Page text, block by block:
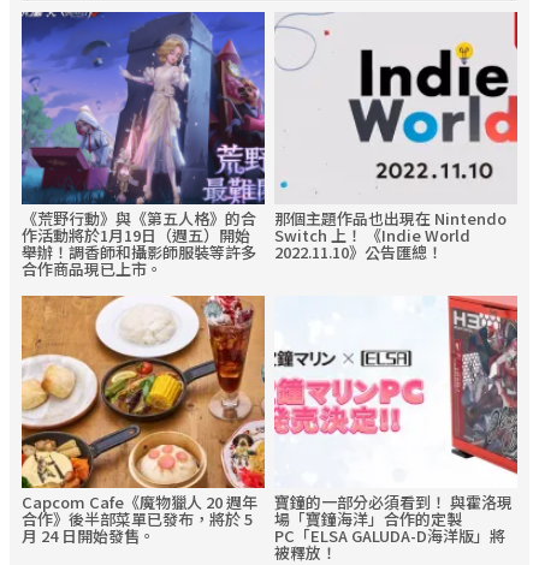
《荒野行動》與《第五人格》的合
作活動將於1月19日（週五）開始
舉辦！調香師和攝影師服裝等許多
合作商品現已上市。
那個主題作品也出現在 Nintendo
Switch 上！ 《Indie World
2022.11.10》公告匯總！
Capcom Cafe《魔物獵人 20 週年
合作》後半部菜單已發布，將於 5
月 24 日開始發售。
寶鐘的一部分必須看到！ 與霍洛現
場「寶鐘海洋」合作的定製
PC「ELSA GALUDA-D海洋版」將
被釋放！